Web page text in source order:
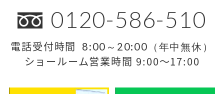
0120-586-510
電話受付時間 8:00～20:00（年中無休）
ショールーム営業時間 9:00～17:00